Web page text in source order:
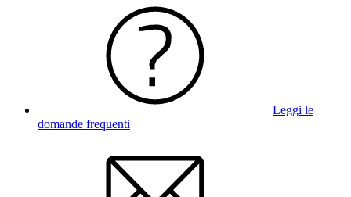
Leggi le
domande frequenti